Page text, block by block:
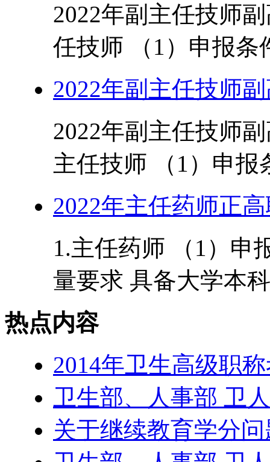
2022年副主任技师
任技师 （1）申报条
2022年副主任技师
2022年副主任技师
主任技师 （1）申报
2022年主任药师正
1.主任药师 （1）申
量要求 具备大学本
热点内容
2014年卫生高级职
卫生部、人事部 卫
关于继续教育学分问